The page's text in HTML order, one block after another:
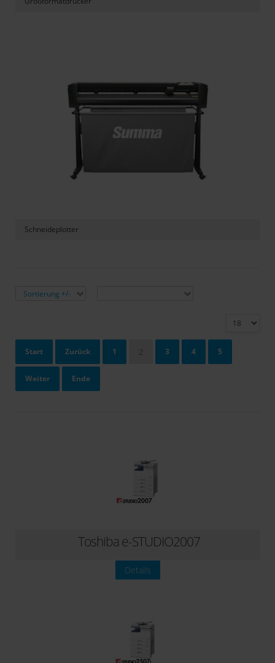
Schneideplotter
Sortierung +/-
Start Zurück 1 2 3 4 5
Weiter Ende
Toshiba e-STUDIO2007
Details